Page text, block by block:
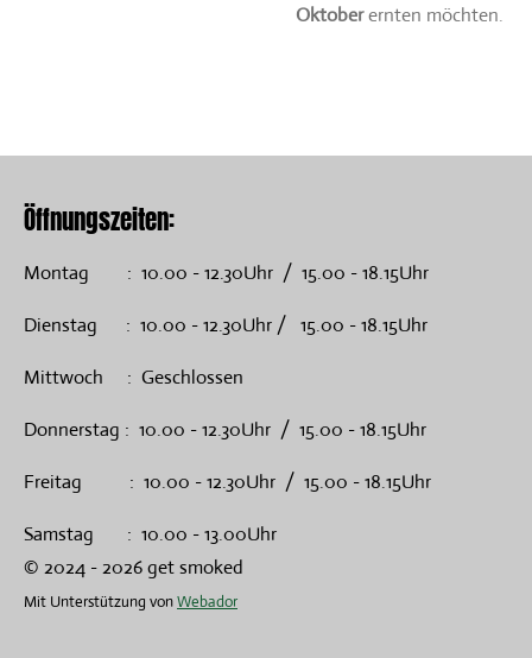
Oktoberernten möchten.
Öffnungszeiten:
Montag : 10.00 - 12.30Uhr / 15.00 - 18.15Uhr
Dienstag : 10.00 - 12.30Uhr / 15.00 - 18.15Uhr
Mittwoch : Geschlossen
Donnerstag : 10.00 - 12.30Uhr / 15.00 - 18.15Uhr
Freitag : 10.00 - 12.30Uhr / 15.00 - 18.15Uhr
Samstag : 10.00 - 13.00Uhr
© 2024 - 2026 get smoked
Mit Unterstützung vonWebador